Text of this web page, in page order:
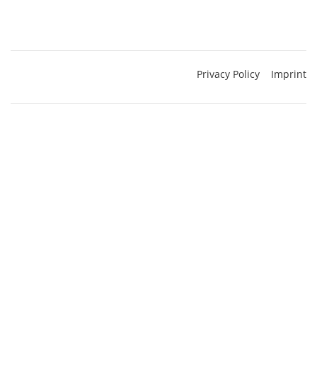
Privacy Policy Imprint